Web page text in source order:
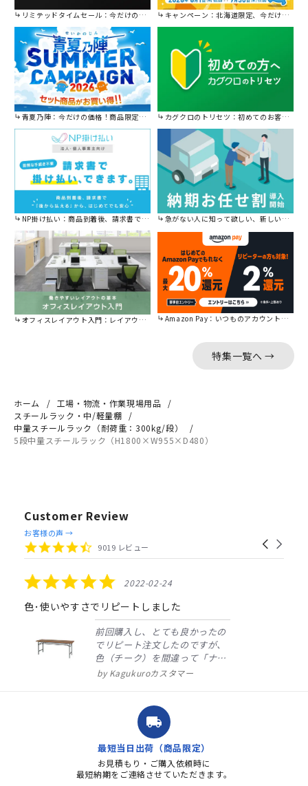
リミテッドタイムセール：今だけの限定セール。 キャンペーン：北海道限定、今だけ送料無料！
青夏乃陣：今だけの価格！商品限定セール開催中です。 カグクロのトリセツ：初めてのお客様はこちら。
NP掛け払い：商品到着後、請求書で後から払えます。 急がない人に知って欲しい、新しい割引を始めました。
オフィスレイアウト入門：レイアウトの基本をご紹介。 Amazon Pay：いつものアカウントで簡単に決済可能。
特集一覧へ →
ホーム
工場・物流・作業現場用品
スチールラック・中/軽量棚
中量スチールラック（耐荷重：300kg/段）
5段中量スチールラック（H1800×W955×D480）
Customer Review
Reviews
carousel
Carousel
arrows
4.4
star
9019 レビュー
お客様の声 →
5.0
star
rating
2022-02-24
色･使いやすさでリピートしました
前回購入し、とても良かったの
でリピート注文したのですが、
色（チーク）を間違って「ナチ
ュラル」としてしまいました。
ました。商品到着も早く、品
質・使いやすさで満足していま
す。また、リピートするときは
よろしくお...
Kagukuroカスタマー
local_shipping
最短当日出荷（商品限定）
お見積もり・ご購入依頼時に
最短納期をご連絡させていただきます。